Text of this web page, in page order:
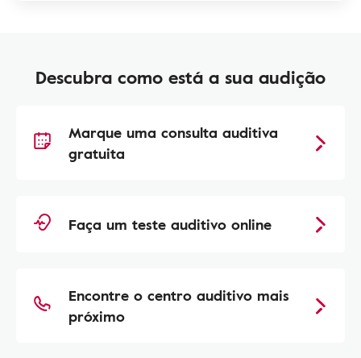
Descubra como está a sua audição
Marque uma consulta auditiva
gratuita
Faça um teste auditivo online
Encontre o centro auditivo mais
próximo